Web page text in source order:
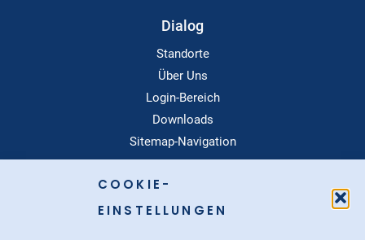
COOKIE-
EINSTELLUNGEN
Dialog
Standorte
Über Uns
Login-Bereich
Downloads
Sitemap-Navigation